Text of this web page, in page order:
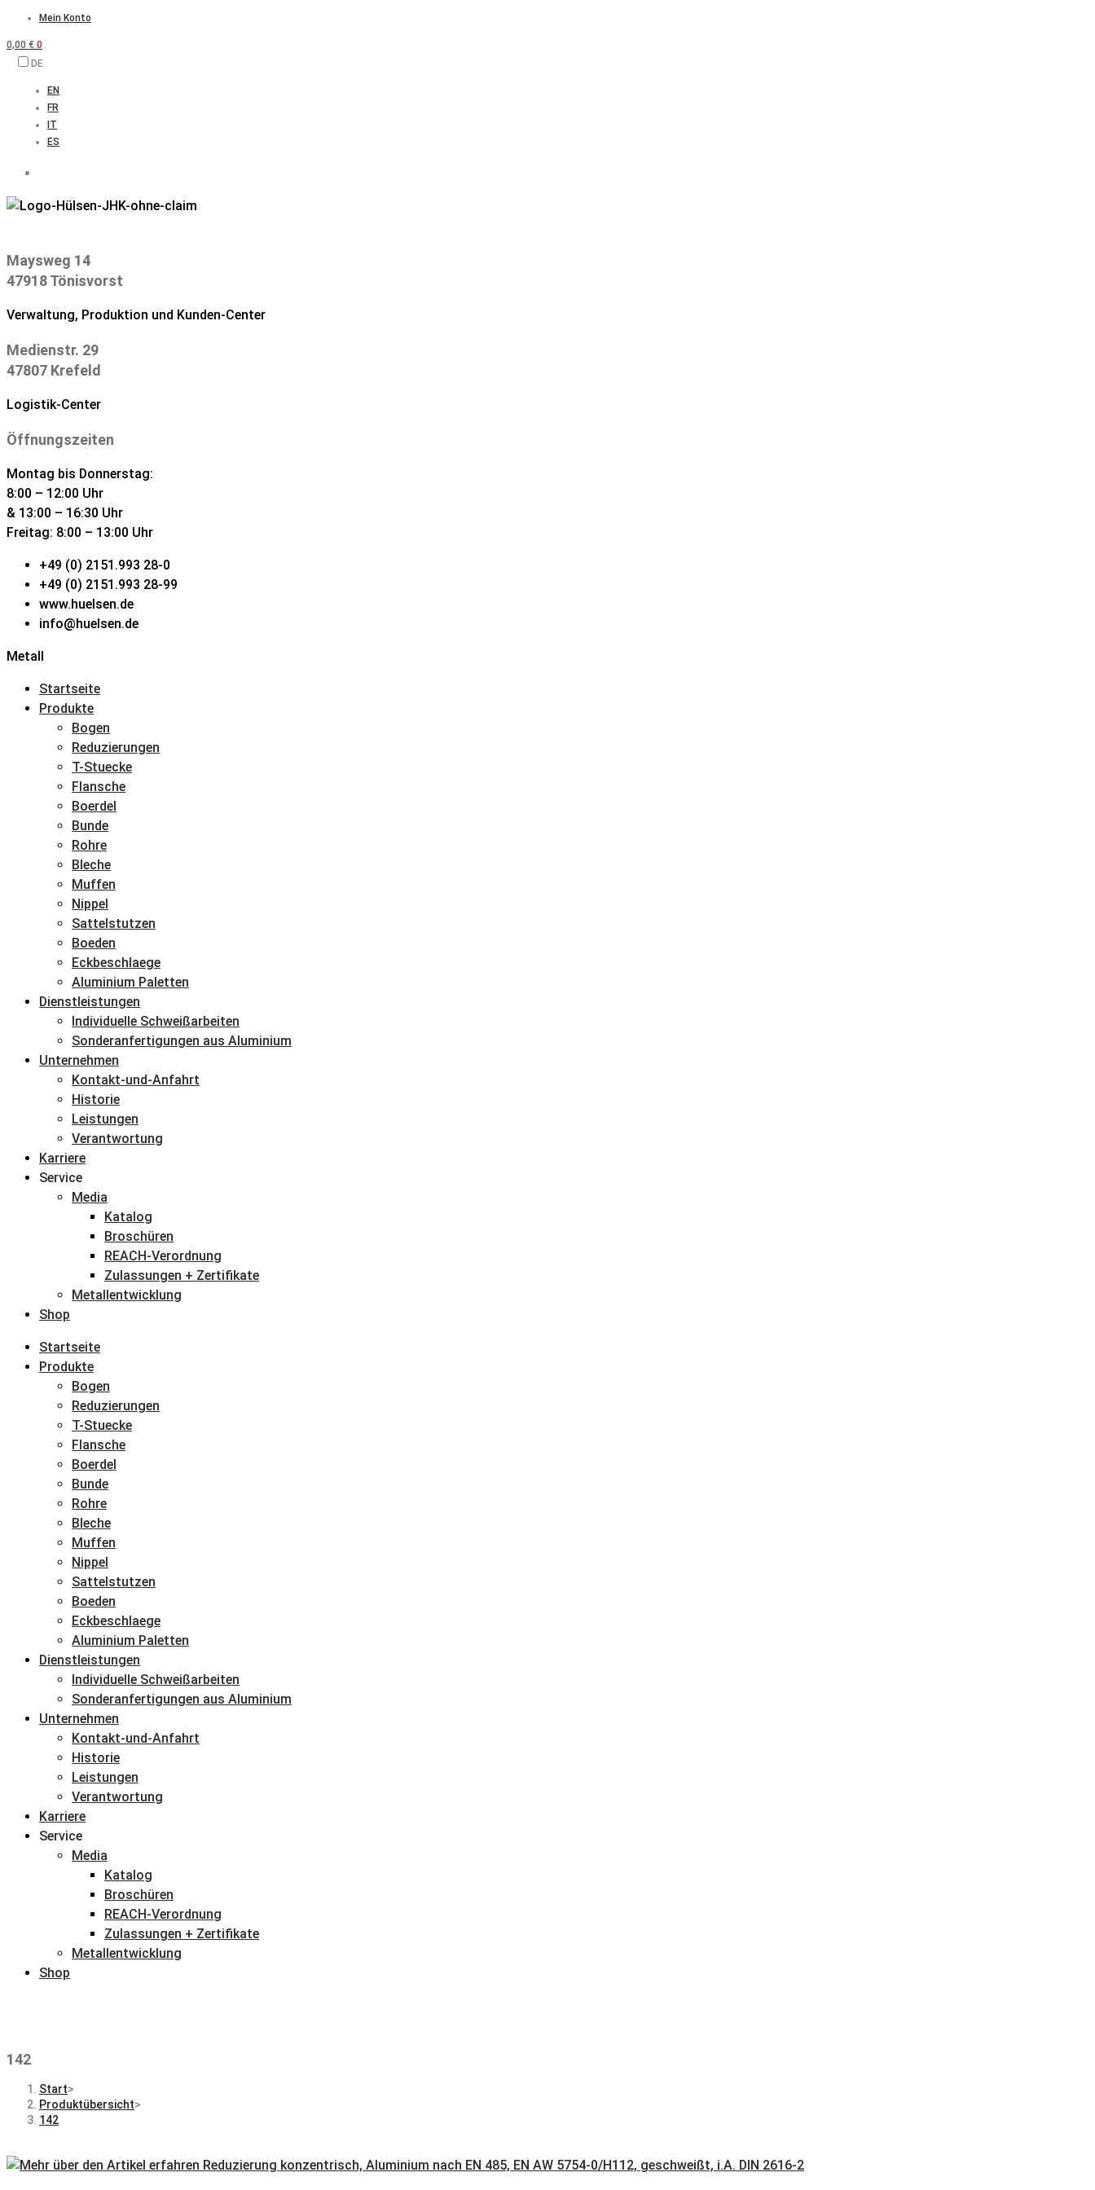
Zum
Inhalt
springen
Mein Konto
0,00 € 0
DE
EN
FR
IT
ES
Maysweg 14
47918 Tönisvorst
Verwaltung, Produktion und Kunden-Center
Medienstr. 29
47807 Krefeld
Logistik-Center
Öffnungszeiten
Montag bis Donnerstag:
8:00 – 12:00 Uhr
& 13:00 – 16:30 Uhr
Freitag: 8:00 – 13:00 Uhr
+49 (0) 2151.993 28-0
+49 (0) 2151.993 28-99
www.huelsen.de
info@huelsen.de
Metall
Startseite
Produkte
Bogen
Reduzierungen
T-Stuecke
Flansche
Boerdel
Bunde
Rohre
Bleche
Muffen
Nippel
Sattelstutzen
Boeden
Eckbeschlaege
Aluminium Paletten
Dienstleistungen
Individuelle Schweißarbeiten
Sonderanfertigungen aus Aluminium
Unternehmen
Kontakt-und-Anfahrt
Historie
Leistungen
Verantwortung
Karriere
Service
Media
Katalog
Broschüren
REACH-Verordnung
Zulassungen + Zertifikate
Metallentwicklung
Shop
Startseite
Produkte
Bogen
Reduzierungen
T-Stuecke
Flansche
Boerdel
Bunde
Rohre
Bleche
Muffen
Nippel
Sattelstutzen
Boeden
Eckbeschlaege
Aluminium Paletten
Dienstleistungen
Individuelle Schweißarbeiten
Sonderanfertigungen aus Aluminium
Unternehmen
Kontakt-und-Anfahrt
Historie
Leistungen
Verantwortung
Karriere
Service
Media
Katalog
Broschüren
REACH-Verordnung
Zulassungen + Zertifikate
Metallentwicklung
Shop
142
Start>
Produktübersicht>
142